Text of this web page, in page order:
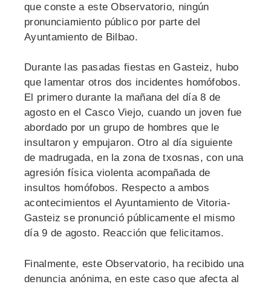
que conste a este Observatorio, ningún
pronunciamiento público por parte del
Ayuntamiento de Bilbao.
Durante las pasadas fiestas en Gasteiz, hubo
que lamentar otros dos incidentes homófobos.
El primero durante la mañana del día 8 de
agosto en el Casco Viejo, cuando un joven fue
abordado por un grupo de hombres que le
insultaron y empujaron. Otro al día siguiente
de madrugada, en la zona de txosnas, con una
agresión física violenta acompañada de
insultos homófobos. Respecto a ambos
acontecimientos el Ayuntamiento de Vitoria-
Gasteiz se pronunció públicamente el mismo
día 9 de agosto. Reacción que felicitamos.
Finalmente, este Observatorio, ha recibido una
denuncia anónima, en este caso que afecta al